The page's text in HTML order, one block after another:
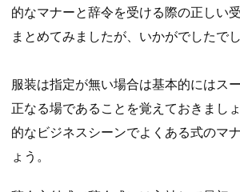
的なマナーと辞令を受ける際の正しい
まとめてみましたが、いかがでしたでし
服装は指定が無い場合は基本的にはス
正なる場であることを覚えておきまし
的なビジネスシーンでよくある式のマ
ょう。